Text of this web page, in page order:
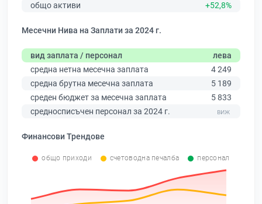
общо активи
+52,8%
Месечни Нива на Заплати за 2024 г.
вид заплата / персонал
лева
средна нетна месечна заплата
4 249
средна брутна месечна заплата
5 189
среден бюджет за месечна заплата
5 833
средносписъчен персонал за 2024 г.
Финансови Трендове
общо приходи счетоводна печалба персонал